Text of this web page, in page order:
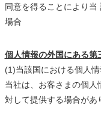
同意を得ることにより当
場合
個人情報の外国にある第
(1)当該国における個人
当社は、お客さまの個人
対して提供する場合があ